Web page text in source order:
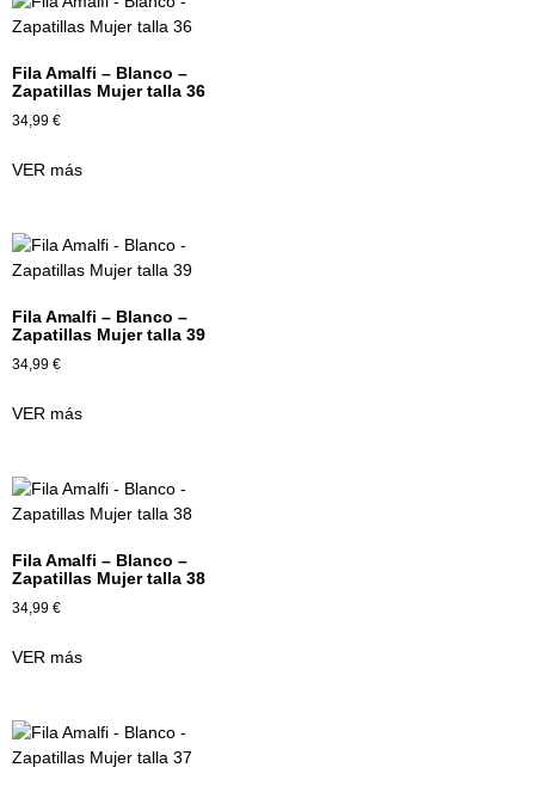
Fila Amalfi – Blanco –
Zapatillas Mujer talla 36
34,99 €
VER más
Fila Amalfi – Blanco –
Zapatillas Mujer talla 39
34,99 €
VER más
Fila Amalfi – Blanco –
Zapatillas Mujer talla 38
34,99 €
VER más